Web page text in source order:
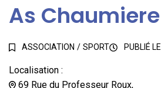
As Chaumiere
ASSOCIATION / SPORT PUBLIÉ LE
Localisation :
69 Rue du Professeur Roux,